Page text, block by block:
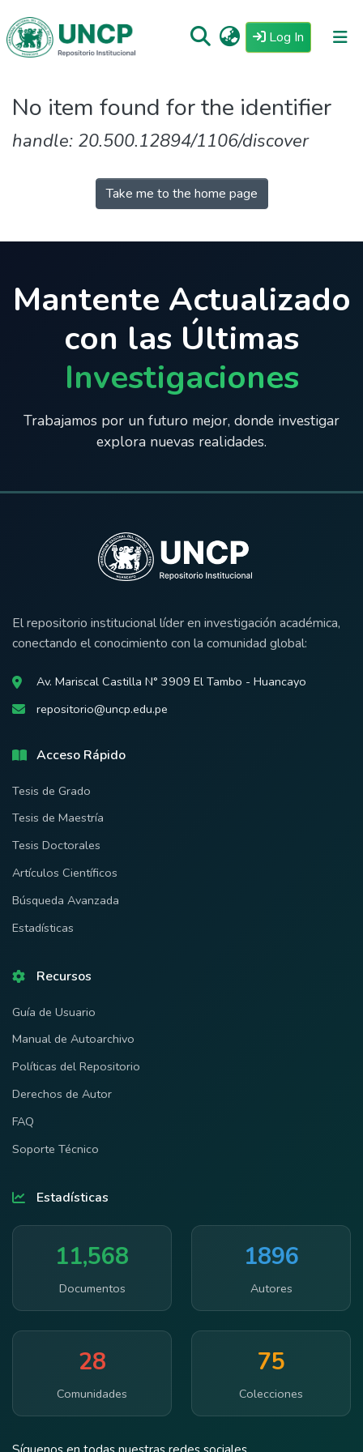
Log In (current)
Repositorio
Estadisticas
No item found for the identifier
handle: 20.500.12894/1106/discover
Take me to the home page
Mantente Actualizado
con las Últimas
Investigaciones
Trabajamos por un futuro mejor, donde investigar
explora nuevas realidades.
El repositorio institucional líder en investigación académica,
conectando el conocimiento con la comunidad global:
Av. Mariscal Castilla N° 3909 El Tambo - Huancayo
repositorio@uncp.edu.pe
Acceso Rápido
Tesis de Grado
Tesis de Maestría
Tesis Doctorales
Artículos Científicos
Búsqueda Avanzada
Estadísticas
Recursos
Guía de Usuario
Manual de Autoarchivo
Políticas del Repositorio
Derechos de Autor
FAQ
Soporte Técnico
Estadísticas
11,568
Documentos
1896
Autores
28
Comunidades
75
Colecciones